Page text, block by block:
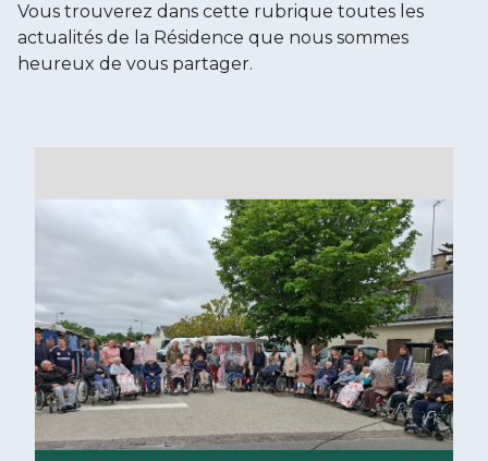
Vous trouverez dans cette rubrique toutes les
actualités de la Résidence que nous sommes
heureux de vous partager.